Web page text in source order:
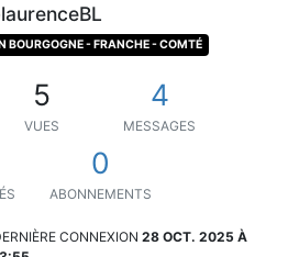
BOURGOGNE - FRANCHE - COMTÉ
5
VUES
4
MESSAGES
0
ABONNEMENTS
CONNEXION 28 OCT. 2025 À